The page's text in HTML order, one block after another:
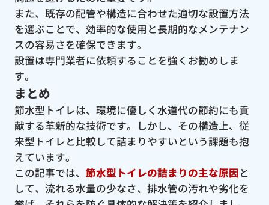
また、既存の配管や構造に合わせた適切な設置方法
を選ぶことで、効率的な使用と長期的なメンテナン
スの容易さを確保できます。
設置は専門業者に依頼することを強くお勧めしま
す。
まとめ
節水型トイレは、環境に優しく水道代の節約にも貢
献する革新的な技術です。しかし、その構造上、従
来型トイレと比較して詰まりやすいという課題も抱
えています。
この記事では、 節水型トイレの詰まりの主な原因と
して、流れる水量の少なさ、排水管の汚れや劣化を